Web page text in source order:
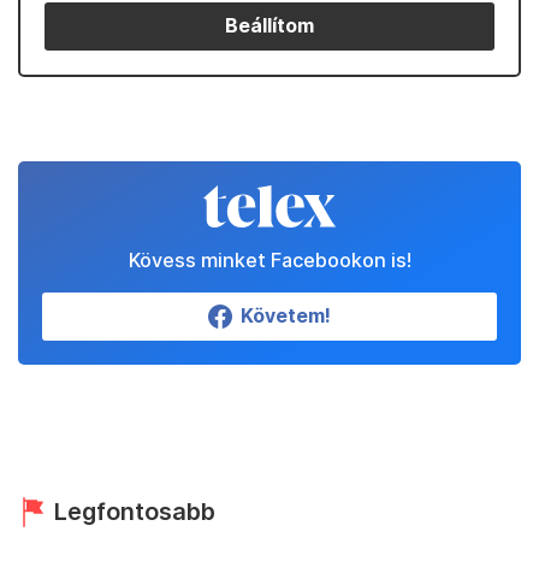
Beállítom
Kövess minket Facebookon is!
Követem!
Legfontosabb